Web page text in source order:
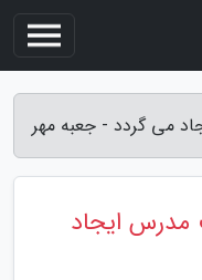
می گردد - جعبه مهر
مدرس ایجاد